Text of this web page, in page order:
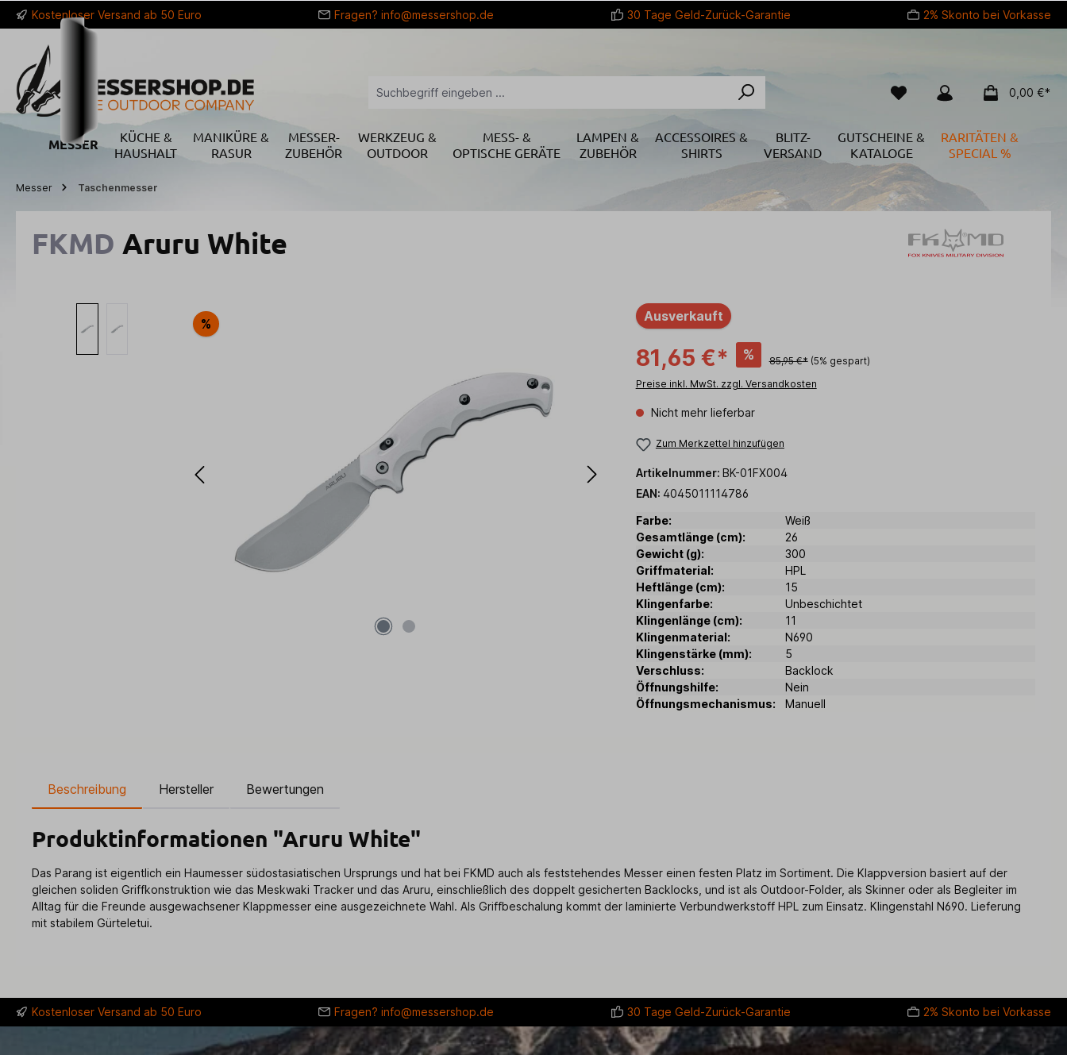
Zur Hauptnavigation springen
Kostenloser Versand ab 50 Euro Fragen?info@messershop.de 30 Tage Geld-Zurück-Garantie 2% Skonto bei Vorkasse
0,00 €*
MESSER
KÜCHE &
HAUSHALT
MANIKÜRE &
RASUR
MESSER-
ZUBEHÖR
WERKZEUG &
OUTDOOR
MESS- &
OPTISCHE GERÄTE
LAMPEN &
ZUBEHÖR
ACCESSOIRES &
SHIRTS
BLITZ-
VERSAND
GUTSCHEINE &
KATALOGE
RARITÄTEN &
SPECIAL %
Messer Taschenmesser
FKMD Aruru White
% Ausverkauft
81,65 €* % 85,95 €* (5% gespart)
Preise inkl. MwSt. zzgl. Versandkosten
Nicht mehr lieferbar
Zum Merkzettel hinzufügen
Artikelnummer: BK-01FX004
EAN: 4045011114786
Farbe:
Weiß
Gesamtlänge (cm):
26
Gewicht (g):
300
Griffmaterial:
HPL
Heftlänge (cm):
15
Klingenfarbe:
Unbeschichtet
Klingenlänge (cm):
11
Klingenmaterial:
N690
Klingenstärke (mm):
5
Verschluss:
Backlock
Öffnungshilfe:
Nein
Öffnungsmechanismus:
Manuell
Beschreibung Hersteller Bewertungen
Produktinformationen "Aruru White"
Das Parang ist eigentlich ein Haumesser südostasiatischen Ursprungs und hat bei FKMD auch als feststehendes Messer einen festen Platz im Sortiment. Die Klappversion basiert auf der
gleichen soliden Griffkonstruktion wie das Meskwaki Tracker und das Aruru, einschließlich des doppelt gesicherten Backlocks, und ist als Outdoor-Folder, als Skinner oder als Begleiter im
Alltag für die Freunde ausgewachsener Klappmesser eine ausgezeichnete Wahl. Als Griffbeschalung kommt der laminierte Verbundwerkstoff HPL zum Einsatz. Klingenstahl N690. Lieferung
mit stabilem Gürteletui.
Kostenloser Versand ab 50 Euro Fragen?info@messershop.de 30 Tage Geld-Zurück-Garantie 2% Skonto bei Vorkasse